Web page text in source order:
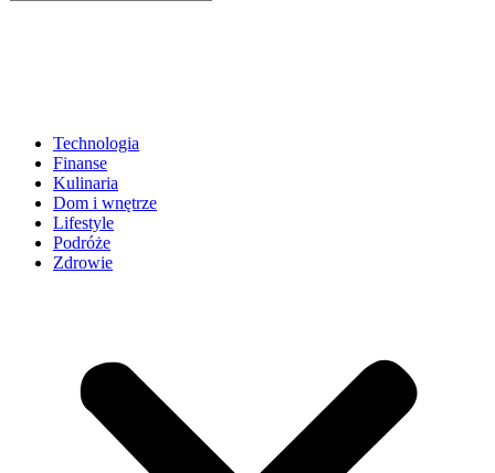
Technologia
Finanse
Kulinaria
Dom i wnętrze
Lifestyle
Podróże
Zdrowie